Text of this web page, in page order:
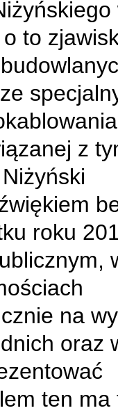
to
z
roku
na
oraz
ten ma